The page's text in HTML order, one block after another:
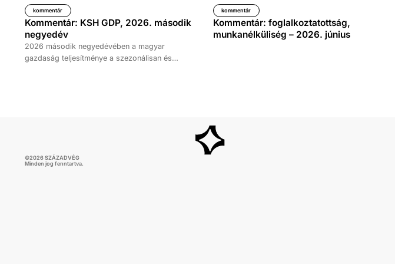
kommentár
Kommentár: KSH GDP, 2026. második
negyedév
2026 második negyedévében a magyar
gazdaság teljesítménye a szezonálisan és
kommentár
Kommentár: foglalkoztatottság,
munkanélküliség – 2026. június
©2026SZÁZADVÉG
Minden jog fenntartva.